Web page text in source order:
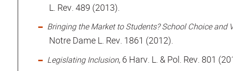
L. Rev. 489 (2013).
Bringing the Market to Students? School Choice
Notre Dame L. Rev. 1861 (2012).
Legislating Inclusion, 6 Harv. L. & Pol. Rev. 801